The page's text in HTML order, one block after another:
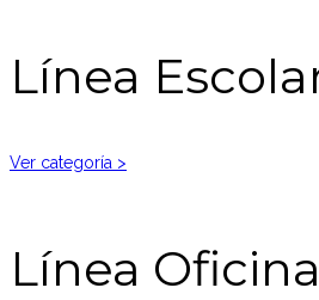
Línea
Ver categoría >
Línea Oficina